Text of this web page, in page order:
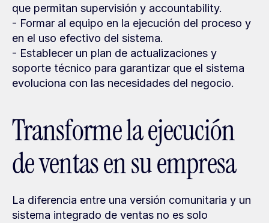
que permitan supervisión y accountability.
- Formar al equipo en la ejecución del proceso y
en el uso efectivo del sistema.
- Establecer un plan de actualizaciones y
soporte técnico para garantizar que el sistema
evoluciona con las necesidades del negocio.
Transforme la ejecución
de ventas en su empresa
La diferencia entre una versión comunitaria y un
sistema integrado de ventas no es solo